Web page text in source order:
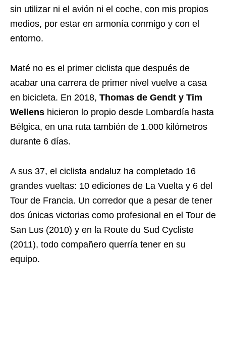
sin utilizar ni el avión ni el coche, con mis propios
medios, por estar en armonía conmigo y con el
entorno.
Maté no es el primer ciclista que después de
acabar una carrera de primer nivel vuelve a casa
en bicicleta. En 2018, Thomas de Gendt y Tim
Wellens hicieron lo propio desde Lombardía hasta
Bélgica, en una ruta también de 1.000 kilómetros
durante 6 días.
A sus 37, el ciclista andaluz ha completado 16
grandes vueltas: 10 ediciones de La Vuelta y 6 del
Tour de Francia. Un corredor que a pesar de tener
dos únicas victorias como profesional en el Tour de
San Lus (2010) y en la Route du Sud Cycliste
(2011), todo compañero querría tener en su
equipo.